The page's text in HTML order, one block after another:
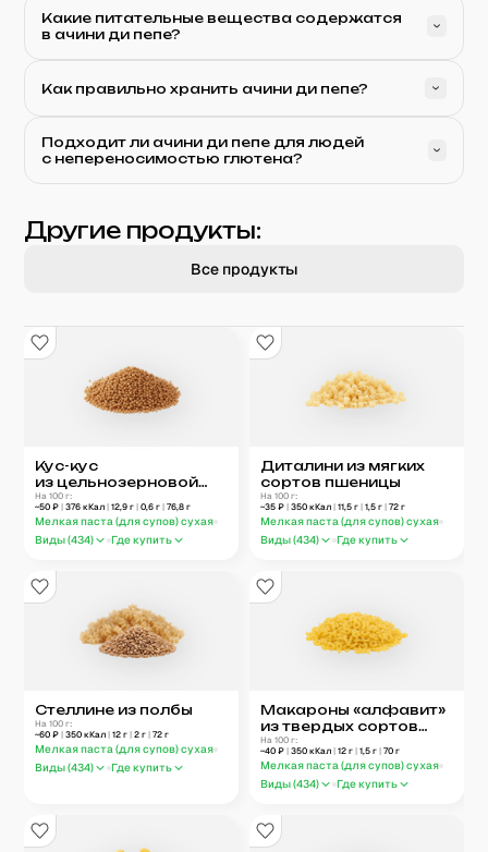
Какие питательные вещества содержатся
в ачини ди пепе?
Как правильно хранить ачини ди пепе?
Подходит ли ачини ди пепе для людей
с непереносимостью глютена?
Другие продукты:
Все продукты
Кус-кус
из цельнозерновой
муки
На 100 г:
~50 ₽| 376 кКал| 12,9 г| 0,6 г| 76,8 г
Мелкая паста (для супов) сухая
Виды (434) Где купить
Диталини из мягких
сортов пшеницы
На 100 г:
~35 ₽ | 350 кКал | 11,5 г | 1,5 г | 72 г
Мелкая паста (для супов) сухая
Виды (434) Где купить
Стеллине из полбы
На 100 г:
~60 ₽| 350 кКал| 12 г| 2 г| 72 г
Мелкая паста (для супов) сухая
Виды (434) Где купить
Макароны «алфавит»
из твердых сортов
пшеницы
На 100 г:
~40 ₽ | 350 кКал | 12 г | 1,5 г | 70 г
Мелкая паста (для супов) сухая
Виды (434) Где купить